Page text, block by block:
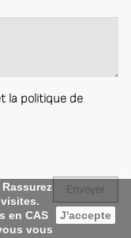
en CAS
vous
J'accepte
la politique de